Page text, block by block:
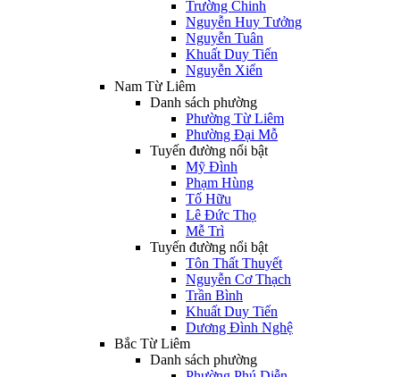
Trường Chinh
Nguyễn Huy Tưởng
Nguyễn Tuân
Khuất Duy Tiến
Nguyễn Xiển
Nam Từ Liêm
Danh sách phường
Phường Từ Liêm
Phường Đại Mỗ
Tuyến đường nổi bật
Mỹ Đình
Phạm Hùng
Tố Hữu
Lê Đức Thọ
Mễ Trì
Tuyến đường nổi bật
Tôn Thất Thuyết
Nguyễn Cơ Thạch
Trần Bình
Khuất Duy Tiến
Dương Đình Nghệ
Bắc Từ Liêm
Danh sách phường